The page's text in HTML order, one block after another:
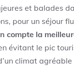
et balades
pour un séjour
compte la
évitant le pic
climat